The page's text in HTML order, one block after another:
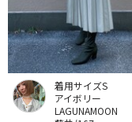
着用サイズS
アイボリー
LAGUNAMOON